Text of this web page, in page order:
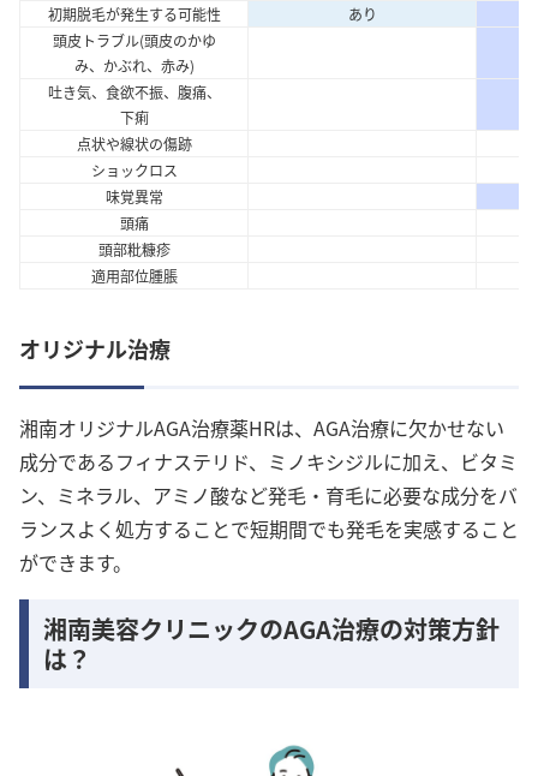
初期脱毛が発生する可能性
あり
頭皮トラブル(頭皮のかゆ
み、かぶれ、赤み)
吐き気、食欲不振、腹痛、
下痢
点状や線状の傷跡
ショックロス
味覚異常
頭痛
頭部粃糠疹
適用部位腫脹
オリジナル治療
湘南オリジナルAGA治療薬HRは、AGA治療に欠かせない
成分であるフィナステリド、ミノキシジルに加え、ビタミ
ン、ミネラル、アミノ酸など発毛・育毛に必要な成分をバ
ランスよく処方することで短期間でも発毛を実感すること
ができます。
湘南美容クリニックのAGA治療の対策方針
は？